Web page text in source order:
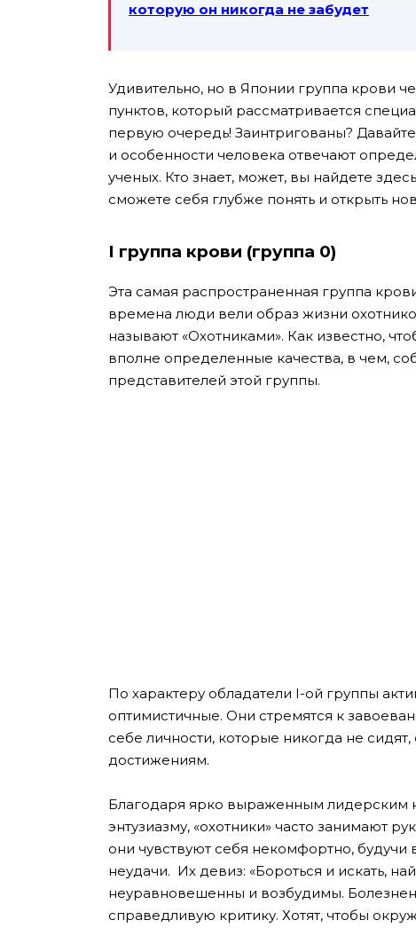
которую он никогда не забудет
Удивительно, но в Японии группа крови
пунктов, который рассматривается
первую очередь! Заинтригованы?
и особенности человека отвечают
ученых. Кто знает, может, вы найдете
сможете себя глубже понять и открыть
I группа крови (группа 0)
Эта самая распространенная группа
времена люди вели образ жизни
называют «Охотниками». Как известно,
вполне определенные качества, в чем,
представителей этой группы.
По характеру обладатели I-ой группы
оптимистичные. Они стремятся к
себе личности, которые никогда не
достижениям.
Благодаря ярко выраженным лидерским
энтузиазму, «охотники» часто занимают
они чувствуют себя некомфортно,
неудачи. Их девиз: «Бороться и искать,
неуравновешенны и возбудимы.
справедливую критику. Хотят, чтобы